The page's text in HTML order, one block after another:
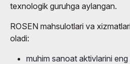
texnologik guruhga aylangan.
ROSEN mahsulotlari va
oladi:
muhim sanoat aktivlarini